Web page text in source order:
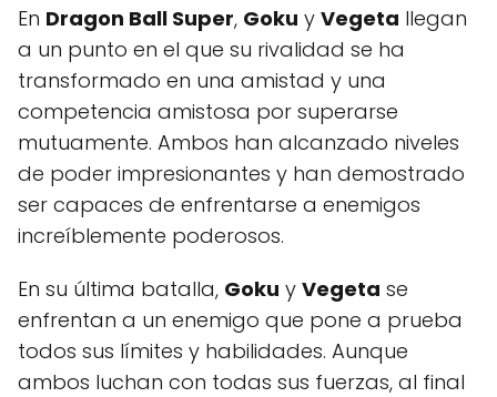
En Dragon Ball Super, Goku y Vegeta llegan
a un punto en el que su rivalidad se ha
transformado en una amistad y una
competencia amistosa por superarse
mutuamente. Ambos han alcanzado niveles
de poder impresionantes y han demostrado
ser capaces de enfrentarse a enemigos
increíblemente poderosos.
En su última batalla, Goku y Vegeta se
enfrentan a un enemigo que pone a prueba
todos sus límites y habilidades. Aunque
ambos luchan con todas sus fuerzas, al final